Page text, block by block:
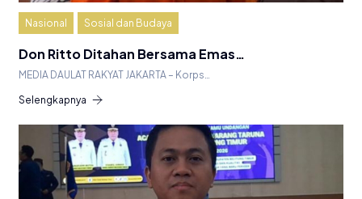
Nasional Sosial dan Budaya
Don Ritto Ditahan Bersama Emas…
MEDIA DAULAT RAKYAT JAKARTA – Korps…
Selengkapnya